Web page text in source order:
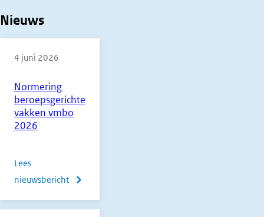
Nieuws
Normering
beroepsgerichte
vakken vmbo
2026
4 juni 2026
Lees
nieuwsbericht
over